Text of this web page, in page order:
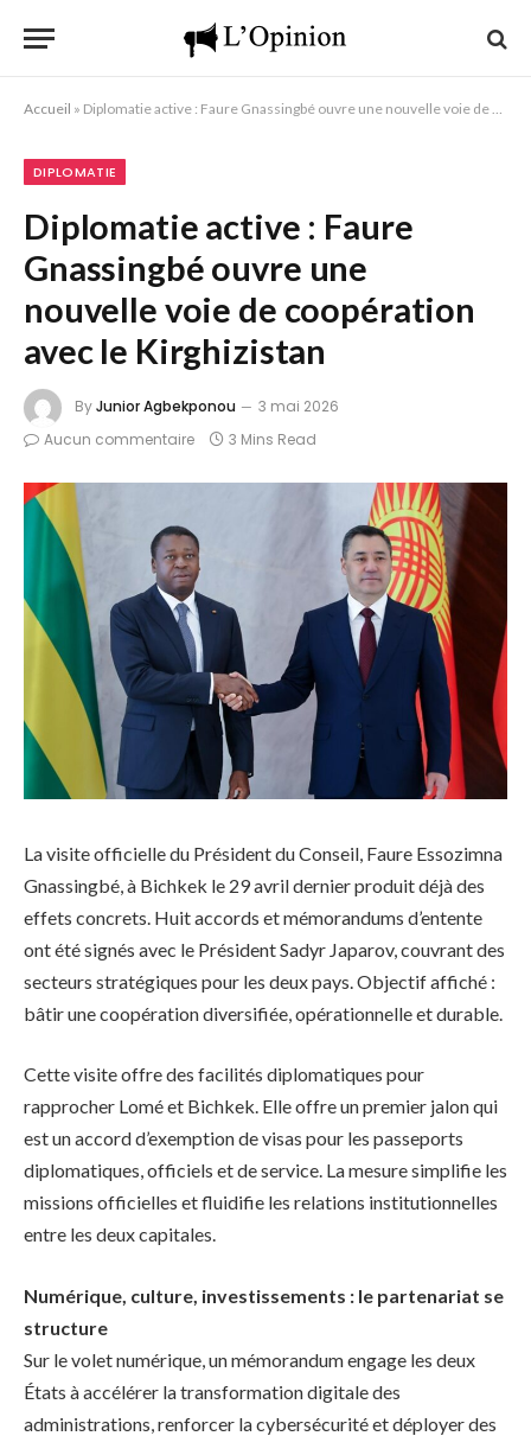
Accueil » Diplomatie active : Faure Gnassingbé ouvre une nouvelle voie de coopération avec le Kirghizistan
DIPLOMATIE
Diplomatie active : Faure
Gnassingbé ouvre une
nouvelle voie de coopération
avec le Kirghizistan
ByJunior Agbekponou
3 mai 2026
Aucun commentaire
3 Mins Read
La visite officielle du Président du Conseil, Faure Essozimna
Gnassingbé, à Bichkek le 29 avril dernier produit déjà des
effets concrets. Huit accords et mémorandums d’entente
ont été signés avec le Président Sadyr Japarov, couvrant des
secteurs stratégiques pour les deux pays. Objectif affiché :
bâtir une coopération diversifiée, opérationnelle et durable.
Cette visite offre des facilités diplomatiques pour
rapprocher Lomé et Bichkek. Elle offre un premier jalon qui
est un accord d’exemption de visas pour les passeports
diplomatiques, officiels et de service. La mesure simplifie les
missions officielles et fluidifie les relations institutionnelles
entre les deux capitales.
Numérique, culture, investissements : le partenariat se
structure
Sur le volet numérique, un mémorandum engage les deux
États à accélérer la transformation digitale des
administrations, renforcer la cybersécurité et déployer des